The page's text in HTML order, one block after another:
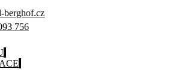
berghof.cz
756